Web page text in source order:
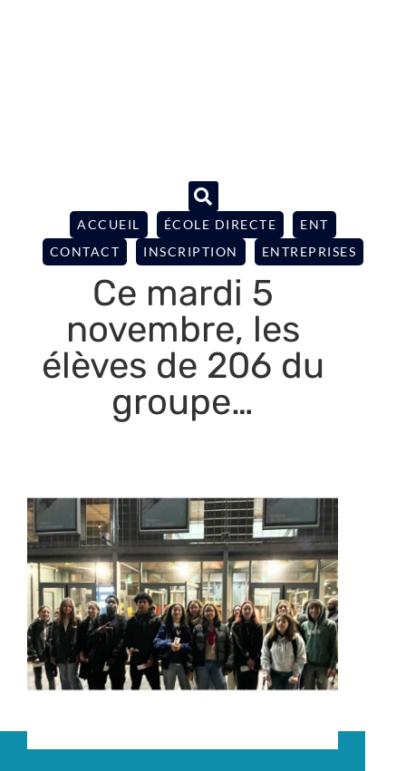
ACCUEIL ÉCOLE DIRECTE
ENT
CONTACT
INSCRIPTION ENTREPRISES
Ce mardi 5
novembre, les
élèves de 206 du
groupe…